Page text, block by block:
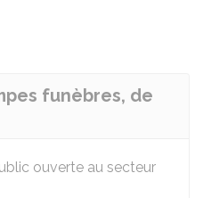
funèbres, de
ouverte au secteur